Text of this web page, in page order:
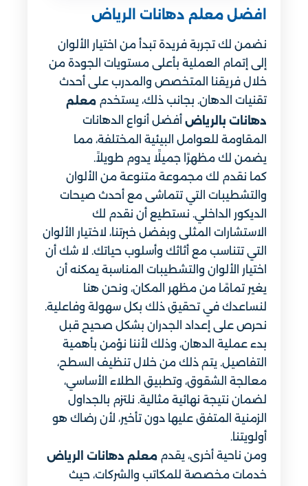
افضل معلم دهانات الرياض
نضمن لك تجربة فريدة تبدأ من اختيار الألوان
إلى إتمام العملية بأعلى مستويات الجودة من
خلال فريقنا المتخصص والمدرب على أحدث
تقنيات الدهان. بجانب ذلك، يستخدم معلم
دهانات بالرياض أفضل أنواع الدهانات
المقاومة للعوامل البيئية المختلفة، مما
يضمن لك مظهرًا جميلًا يدوم طويلاً.
كما نقدم لك مجموعة متنوعة من الألوان
والتشطيبات التي تتماشى مع أحدث صيحات
الديكور الداخلي. نستطيع أن نقدم لك
الاستشارات المثلى وبفضل خبرتنا، لاختيار الألوان
التي تتناسب مع أثاثك وأسلوب حياتك. لا شك أن
اختيار الألوان والتشطيبات المناسبة يمكنه أن
يغير تمامًا من مظهر المكان، ونحن هنا
لنساعدك في تحقيق ذلك بكل سهولة وفاعلية.
نحرص على إعداد الجدران بشكل صحيح قبل
بدء عملية الدهان، وذلك لأننا نؤمن بأهمية
التفاصيل. يتم ذلك من خلال تنظيف السطح،
معالجة الشقوق، وتطبيق الطلاء الأساسي،
لضمان نتيجة نهائية مثالية. نلتزم بالجداول
الزمنية المتفق عليها دون تأخير، لأن رضاك هو
أولويتنا.
ومن ناحية أخرى، يقدم معلم دهانات الرياض
خدمات مخصصة للمكاتب والشركات، حيث